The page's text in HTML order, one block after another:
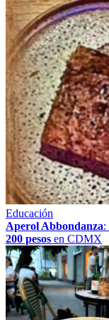
Educación
Aperol Abbondanza:
200 pesos en CDMX